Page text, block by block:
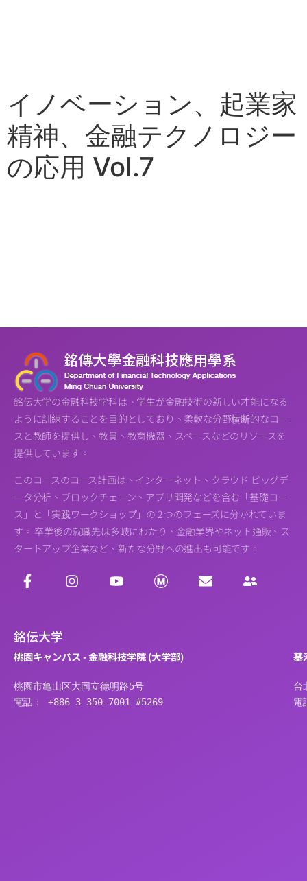
イノベーション、起業家
精神、金融テクノロジー
の応用 Vol.7
銘伝大学の金融科技学科は、学生が金融技術の新しい才能になる
ように訓練することを目的としており、柔軟な分野横断的なコー
スと教師を提供し、教員、教育機器、スペースなどのリソースを
提供しています。
このコースのコース計画は、インターネット、クラウド ビッグデ
ータ分析、ブロックチェーン、アプリ開発などを含む「基礎コー
ス」と「実践ワークショップ」の 2 つのフェーズに分かれていま
す。 卒業後の就職先は多岐にわたり、金融業界やネット通販、ス
タートアップ企業など、新たな分野への進出も可能です。
銘伝大学
桃園キャンパス - 金融科技学院 (大学部)
桃園市亀山区大同立德明路5号
電話： +886 3 350-7001 #5269
基
台
電